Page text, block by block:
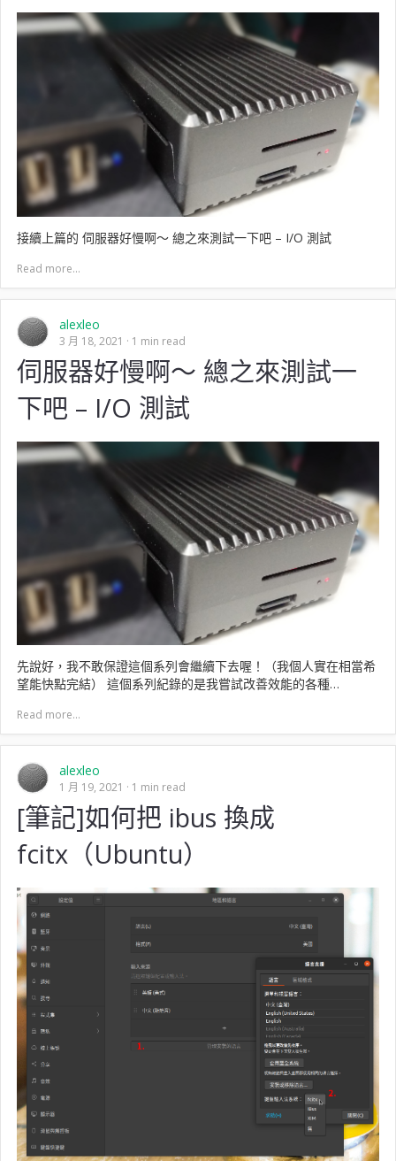
接續上篇的 伺服器好慢啊～ 總之來測試一下吧 – I/O 測試
Read more...
alexleo
3 月 18, 2021 1 min read
伺服器好慢啊～ 總之來測試一
下吧 – I/O 測試
先說好，我不敢保證這個系列會繼續下去喔！（我個人實在相當希
望能快點完結） 這個系列紀錄的是我嘗試改善效能的各種…
Read more...
alexleo
1 月 19, 2021 1 min read
[筆記]如何把 ibus 換成
fcitx（Ubuntu）